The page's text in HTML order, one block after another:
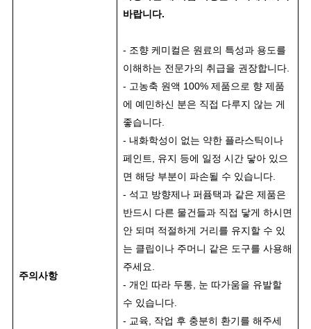
주의사항
바랍니다.
- 조향 케미컬은 원료의 특성과 용도를
이해하는 전문가의 취급을 권장합니다.
- 고농축 원액 100% 제품으로 향 제품
에 예민하신 분은 직접 다루지 않는 게
좋습니다.
- 내화학성이 없는 약한 플라스틱이나
페인트, 유지 등에 일정 시간 닿아 있으
면 해당 부분이 파손될 수 있습니다.
- 석고 방향제나 퍼퓸택과 같은 제품은
반드시 다른 물건들과 직접 닿게 하시면
안 되며 적절하게 거리를 유지할 수 있
는 클립이나 주머니 같은 도구를 사용해
주세요.
- 개인 따라 두통, 눈 따가움을 유발할
수 있습니다.
- 교육, 작업 후 충분히 환기를 해주세